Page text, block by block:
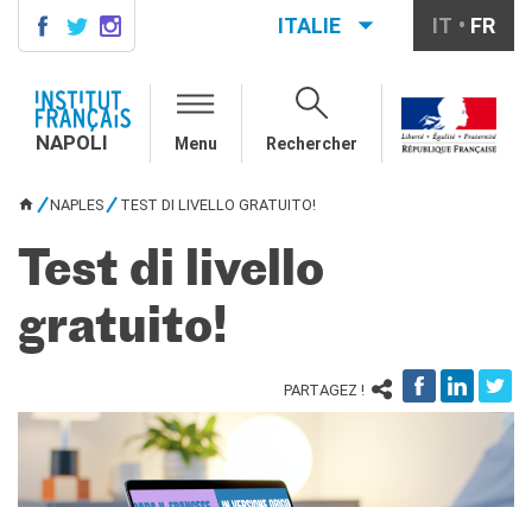
COURS DE FRANÇAIS
DIPLÔMES DELF DALF
Présentation
Culturethèque, bibliothèque
numérique
Ressources
ÉCOLE & UNIVERSITÉ
Coopération éducative
Coopération universitaire
Étudier en France
ITALIE IT FR
NAPOLI Menu Rechercher
NAPLES TEST DI LIVELLO GRATUITO!
Test di livello
gratuito!
PARTAGEZ !